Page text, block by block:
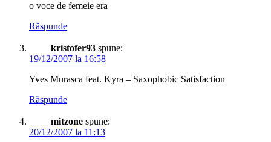
o voce de femeie era
Răspunde
kristofer93 spune:
19/12/2007 la 16:58
Yves Murasca feat. Kyra – Saxophobic Satisfaction
Răspunde
mitzone spune:
20/12/2007 la 11:13